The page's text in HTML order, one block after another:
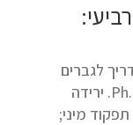
לגברים
ונשים מאת: ד"ר מירה כהן שטרקמן Ph.D. ירידה
מיני;